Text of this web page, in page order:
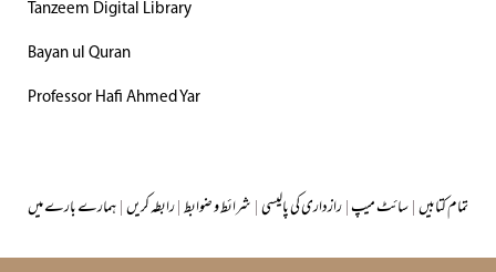
Tanzeem Digital Library
Bayan ul Quran
Professor Hafi Ahmed Yar
ہمارے بارے میں|رابطہ کریں|شرائط و ضوابط|رازداری کی پالیسی|سائٹ میپ|تمام کتابیں